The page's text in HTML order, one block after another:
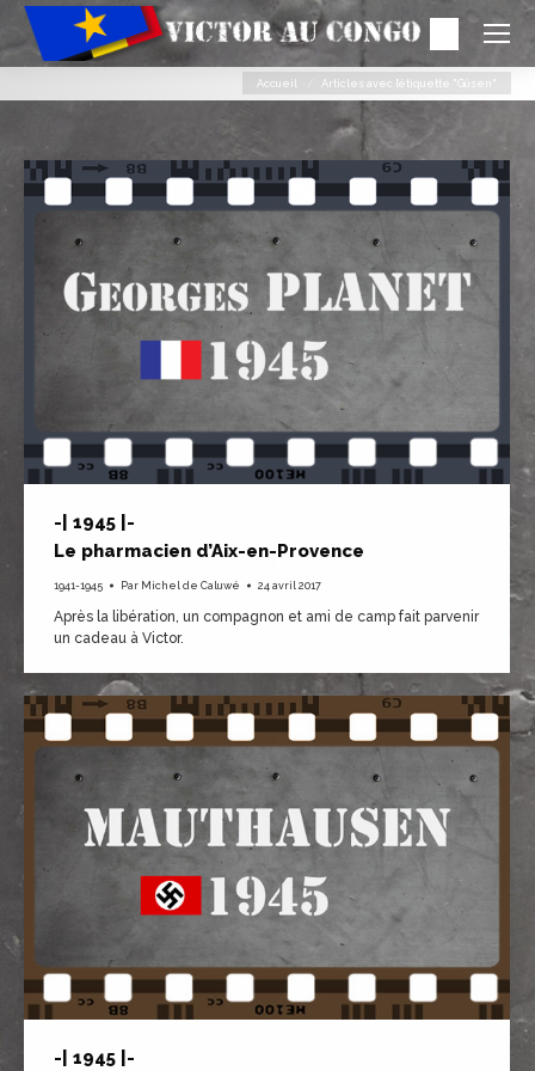
Search:
Accueil Articles avec l’étiquette "Güsen"
-| 1945 |-
Le pharmacien d’Aix-en-Provence
1941-1945 Par Michel de Caluwé 24 avril 2017
Après la libération, un compagnon et ami de camp fait parvenir
un cadeau à Victor.
-| 1945 |-